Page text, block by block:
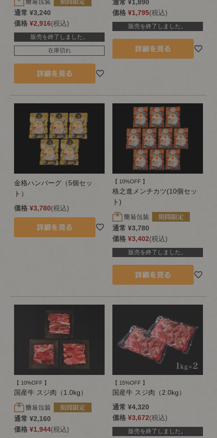
通常 ¥3,240
価格 ¥2,916 税込
販売を終了しました。
在庫切れ
通常 ¥1,890
価格 ¥1,795 税込
販売を終了しました。
金格ハンバーグ（5個セッ
ト）
価格 ¥3,780 税込
【 10%OFF 】
格之進メンチカツ(10個セッ
ト)
通常 ¥3,780
価格 ¥3,402 税込
販売を終了しました。
【 10%OFF 】
国産牛 スジ肉（1.0kg）
通常 ¥2,160
価格 ¥1,944 税込
【 15%OFF 】
国産牛 スジ肉（2.0kg）
通常 ¥4,320
価格 ¥3,672 税込
販売を終了しました。